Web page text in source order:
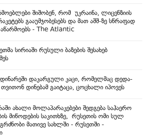
შიშობენ, რომ უკრაინა, ლიცენზიის
გააუმჯობესებს და მათ აშშ-ზე სწრაფად
- The Atlantic
სირიაში რუსული ბაზების შესახებ
დაკარგული კაცი, რომელმაც დედა-
დინებამ გაიტაცა, ცოცხალი იპოვეს
ახალი მოლაპარაკებები შედგება საჰაერო
მიწოდების საკითხზე, რუსეთის ომი სულ
მათივე სახლში - რუსეთში -